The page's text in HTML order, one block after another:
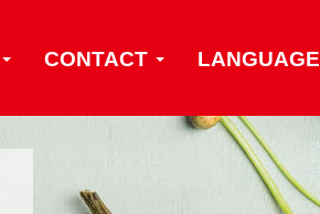
CONTACT LANGUAGE